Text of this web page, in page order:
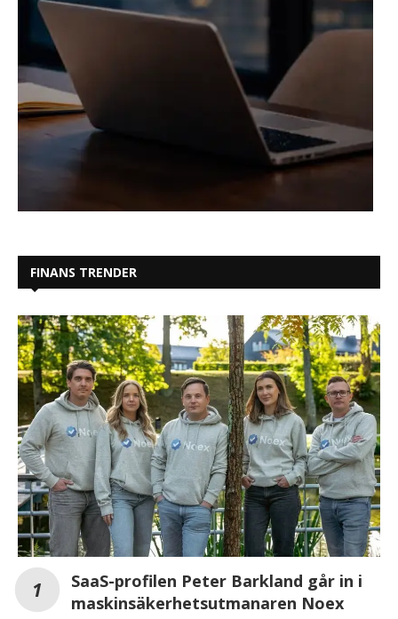
FINANS TRENDER
SaaS-profilen Peter Barkland går in i
maskinsäkerhetsutmanaren Noex